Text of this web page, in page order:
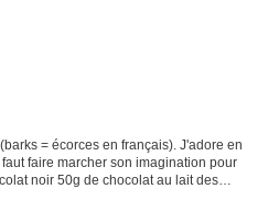
= écorces en français). J'adore en
faire marcher son imagination pour
noir 50g de chocolat au lait des